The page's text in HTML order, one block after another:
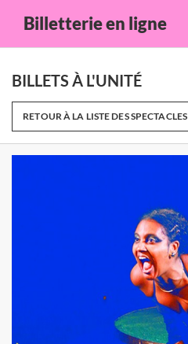
Billetterie en ligne
BILLETS À L'UNITÉ
RETOUR À LA LISTE DES SPECTACLES